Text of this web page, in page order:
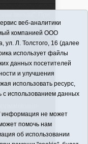
обязательна
финансовой
области
ФС 77-66066
службой по
(627570,
Викулово, ул.
веб-аналитики
компанией ООО
ул. Л. Толстого, 16 (далее
использует файлы
данных посетителей
и улучшения
использовать ресурс,
с использованием данных
не может
помочь нам
об использовании